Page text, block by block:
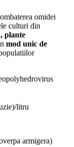
omidei
culturi din
plante
mod unic de
litru
armigera)